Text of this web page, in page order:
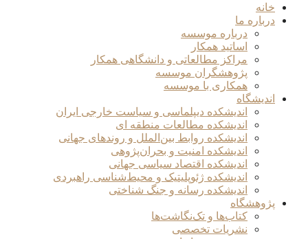
خانه
درباره ما
درباره موسسه
اساتید همکار
مراکز مطالعاتی و دانشگاهی همکار
پژوهشگران موسسه
همکاری با موسسه
اندیشگاه
اندیشکده دیپلماسی و سیاست خارجی ایران
اندیشکده مطالعات منطقه ای
اندیشکده روابط بین‌الملل و روندهای جهانی
اندیشکده امنیت و بحران‌پژوهی
اندیشکده اقتصاد سیاسی جهانی
اندیشکده ژئوپلیتیک و محیط‌شناسی راهبردی
اندیشکده رسانه و جنگ شناختی
پژوهشگاه
کتاب‌ها و تک‌نگاشت‌ها
نشریات تخصصی